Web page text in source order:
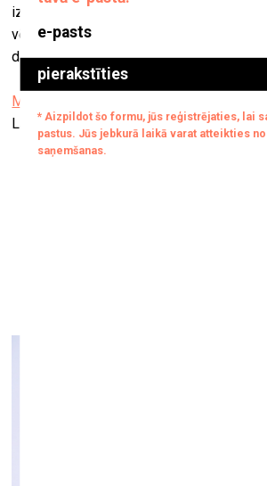
izstādi “Kosmosa kuģis Zeme”,
vēsturēm, kas veidojušās paralēli izstādē
darbiem.
Mākslas muzejs Zuzeum
Lāčplēša iela 101, Rīga